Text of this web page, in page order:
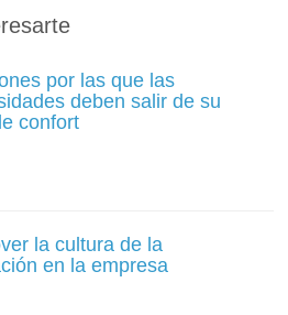
por las que las
deben salir de su
confort
la cultura de la
en la empresa